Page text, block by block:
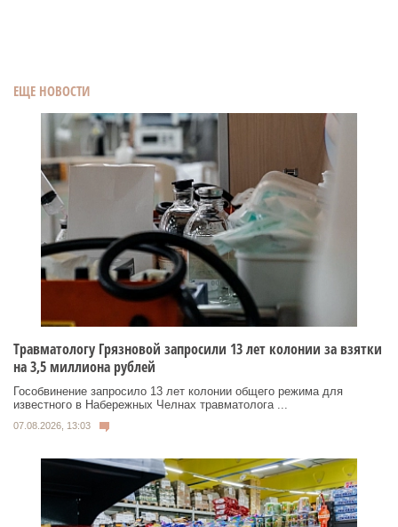
ЕЩЕ НОВОСТИ
Травматологу Грязновой запросили 13 лет колонии за взятки
на 3,5 миллиона рублей
Гособвинение запросило 13 лет колонии общего режима для
известного в Набережных Челнах травматолога ...
07.08.2026, 13:03